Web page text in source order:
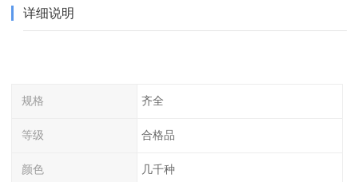
详细说明
规格 齐全
等级 合格品
颜色 几千种